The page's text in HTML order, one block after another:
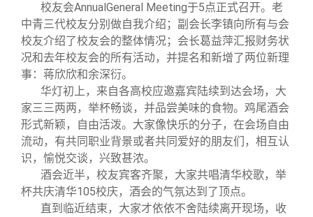
校友文苑
校友讲坛
校友视界
三创大赛
实用信息
会长致辞
总会章程
理事会名单
制度法规
联系我们
校友会AnnualGeneral Meeting于5点正式召开。老
中青三代校友分别做自我介绍；副会长李镇向所有与会
校友介绍了校友会的整体情况；会长葛益萍汇报财务状
况和去年校友会的所有活动，并提名和新增了两位新理
事：蒋欣欣和余深衍。
华灯初上，来自各高校应邀嘉宾陆续到达会场，大
家三三两两，举杯畅谈，并品尝美味的食物。鸡尾酒会
形式新颖，自由活泼。大家像快乐的分子，在会场自由
流动，有共同职业背景或者共同爱好的朋友们，相互认
识，愉悦交谈，兴致甚浓。
酒会近半，校友宾客齐聚，大家共唱清华校歌，举
杯共庆清华105校庆，酒会的气氛达到了顶点。
直到临近结束，大家才依依不舍陆续离开现场，收